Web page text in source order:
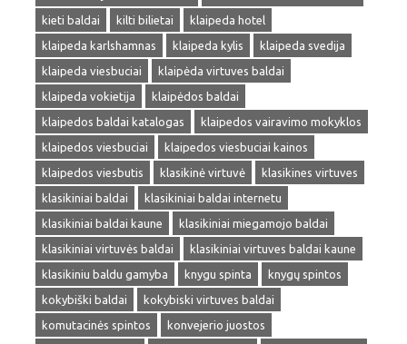
kieti baldai
kilti bilietai
klaipeda hotel
klaipeda karlshamnas
klaipeda kylis
klaipeda svedija
klaipeda viesbuciai
klaipėda virtuves baldai
klaipeda vokietija
klaipėdos baldai
klaipedos baldai katalogas
klaipedos vairavimo mokyklos
klaipedos viesbuciai
klaipedos viesbuciai kainos
klaipedos viesbutis
klasikinė virtuvė
klasikines virtuves
klasikiniai baldai
klasikiniai baldai internetu
klasikiniai baldai kaune
klasikiniai miegamojo baldai
klasikiniai virtuvės baldai
klasikiniai virtuves baldai kaune
klasikiniu baldu gamyba
knygu spinta
knygų spintos
kokybiški baldai
kokybiski virtuves baldai
komutacinės spintos
konvejerio juostos